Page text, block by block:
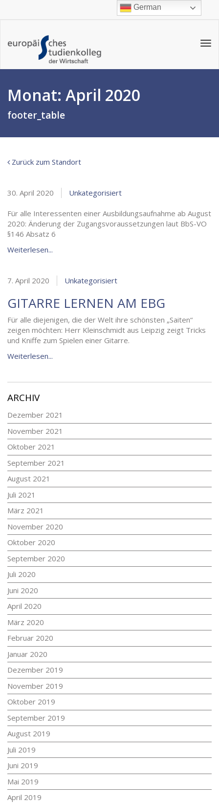
Monat: April 2020
footer_table
Zurück zum Standort
30. April 2020 Unkategorisiert
Für alle Interessenten einer Ausbildungsaufnahme ab August
2020: Änderung der Zugangsvoraussetzungen laut BbS-VO
§146 Absatz 6
Weiterlesen...
7. April 2020 Unkategorisiert
GITARRE LERNEN AM EBG
Für alle diejenigen, die der Welt ihre schönsten „Saiten“
zeigen möchten: Herr Kleinschmidt aus Leipzig zeigt Tricks
und Kniffe zum Spielen einer Gitarre.
Weiterlesen...
ARCHIV
Dezember 2021
November 2021
Oktober 2021
September 2021
August 2021
Juli 2021
März 2021
November 2020
Oktober 2020
September 2020
Juli 2020
Juni 2020
April 2020
März 2020
Februar 2020
Januar 2020
Dezember 2019
November 2019
Oktober 2019
September 2019
August 2019
Juli 2019
Juni 2019
Mai 2019
April 2019
German